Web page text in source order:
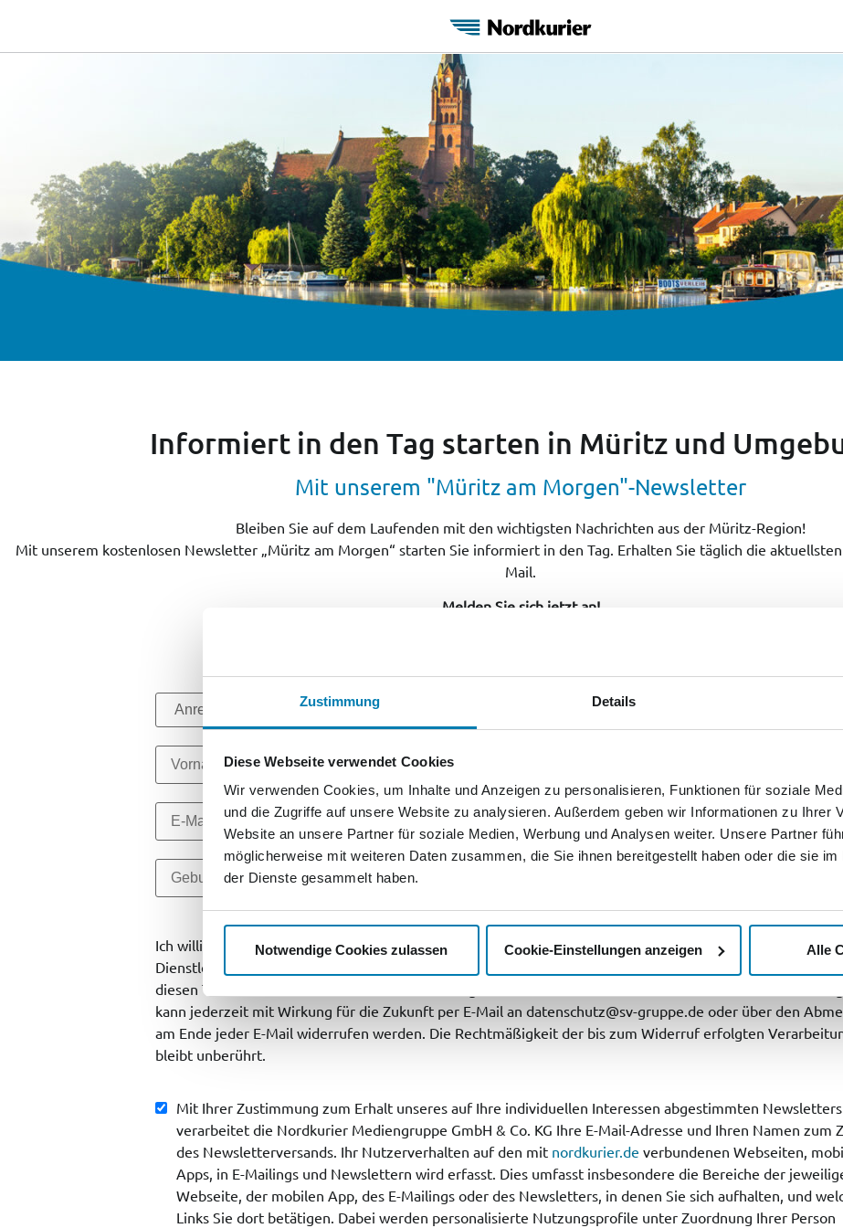
Zustimmung Details
Diese Webseite verwendet Cookies
Wir verwenden Cookies, um Inhalte und Anzeigen zu personalisieren, Funktionen für soziale
und die Zugriffe auf unsere Website zu analysieren. Außerdem geben wir Informationen zu Ihrer
Website an unsere Partner für soziale Medien, Werbung und Analysen weiter. Unsere Partner
möglicherweise mit weiteren Daten zusammen, die Sie ihnen bereitgestellt haben oder die sie
der Dienste gesammelt haben.
Notwendige Cookies zulassen Cookie-Einstellungen anzeigen Alle
Informiert in den Tag starten in Müritz und
Mit unserem "Müritz am Morgen"-Newsletter
Bleiben Sie auf dem Laufenden mit den wichtigsten Nachrichten aus der Müritz-Region!
Mit unserem kostenlosen Newsletter „Müritz am Morgen“ starten Sie informiert in den Tag. Erhalten Sie täglich die
Mail.
Melden Sie sich jetzt an!
Ich willige ein, dass die zur SV Gruppe gehörenden Unternehmenmich per E-Mail, über Angebote, Waren,
Dienstleistungen, Veranstaltungen, Gewinnspiele und Aktionen sowie über Werbung und Angebote
diesen Themen informieren dürfen. Eine Weitergabe der Daten an Dritte findet nicht statt. Diese
kann jederzeit mit Wirkung für die Zukunft per E-Mail an datenschutz@sv-gruppe.de oder über den
am Ende jeder E-Mail widerrufen werden. Die Rechtmäßigkeit der bis zum Widerruf erfolgten
bleibt unberührt.
Mit Ihrer Zustimmung zum Erhalt unseres auf Ihre individuellen Interessen abgestimmten Newsletters
verarbeitet die Nordkurier Mediengruppe GmbH & Co. KG Ihre E-Mail-Adresse und Ihren Namen zum
des Newsletterversands. Ihr Nutzerverhalten auf den mit nordkurier.de verbundenen Webseiten,
Apps, in E-Mailings und Newslettern wird erfasst. Dies umfasst insbesondere die Bereiche der
Webseite, der mobilen App, des E-Mailings oder des Newsletters, in denen Sie sich aufhalten, und
Links Sie dort betätigen. Dabei werden personalisierte Nutzungsprofile unter Zuordnung Ihrer Person